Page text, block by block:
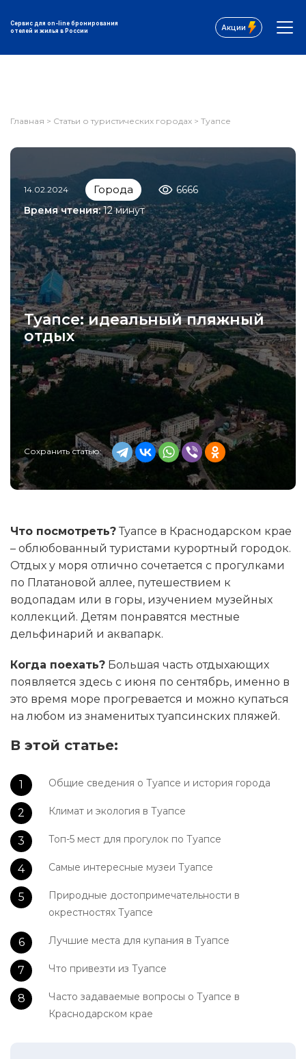
Сервис для on-line бронирования
отелей и жилья в России
Акции
Главная > Статьи о туристических городах > Туапсе
14.02.2024 Города
6666
Время чтения:12 минут
Туапсе: идеальный пляжный
отдых
Сохранить статью:
Что посмотреть? Туапсе в Краснодарском крае
– облюбованный туристами курортный городок.
Отдых у моря отлично сочетается с прогулками
по Платановой аллее, путешествием к
водопадам или в горы, изучением музейных
коллекций. Детям понравятся местные
дельфинарий и аквапарк.
Когда поехать? Большая часть отдыхающих
появляется здесь с июня по сентябрь, именно в
это время море прогревается и можно купаться
на любом из знаменитых туапсинских пляжей.
В этой статье:
Общие сведения о Туапсе и история города
Климат и экология в Туапсе
Топ-5 мест для прогулок по Туапсе
Самые интересные музеи Туапсе
Природные достопримечательности в
окрестностях Туапсе
Лучшие места для купания в Туапсе
Что привезти из Туапсе
Часто задаваемые вопросы о Туапсе в
Краснодарском крае